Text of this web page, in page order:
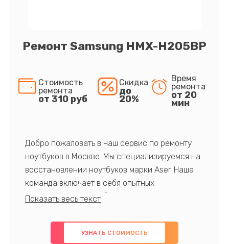
Ремонт Samsung HMX-H205BP
Стоимость
ремонта
от 310 руб
Скидка
до
20%
Время
ремонта
от 20
мин
Добро пожаловать в наш сервис по ремонту
ноутбуков в Москве. Мы специализируемся на
восстановлении ноутбуков марки Aser. Наша
команда включает в себя опытных
профессионалов с обширными знаниями и
предлагаем быстрый и качественный ремонт с
использованием оригинальных компонентов, а
УЗНАТЬ СТОИМОСТЬ